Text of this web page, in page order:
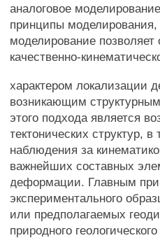
аналоговое
принципы моделирования,
моделирование
качественно-
характером локализации
возникающим
этого подхода является
тектонических структур,
наблюдения за
важнейших составных
деформации. Главным при
экспериментального
или предполагаемых
природного